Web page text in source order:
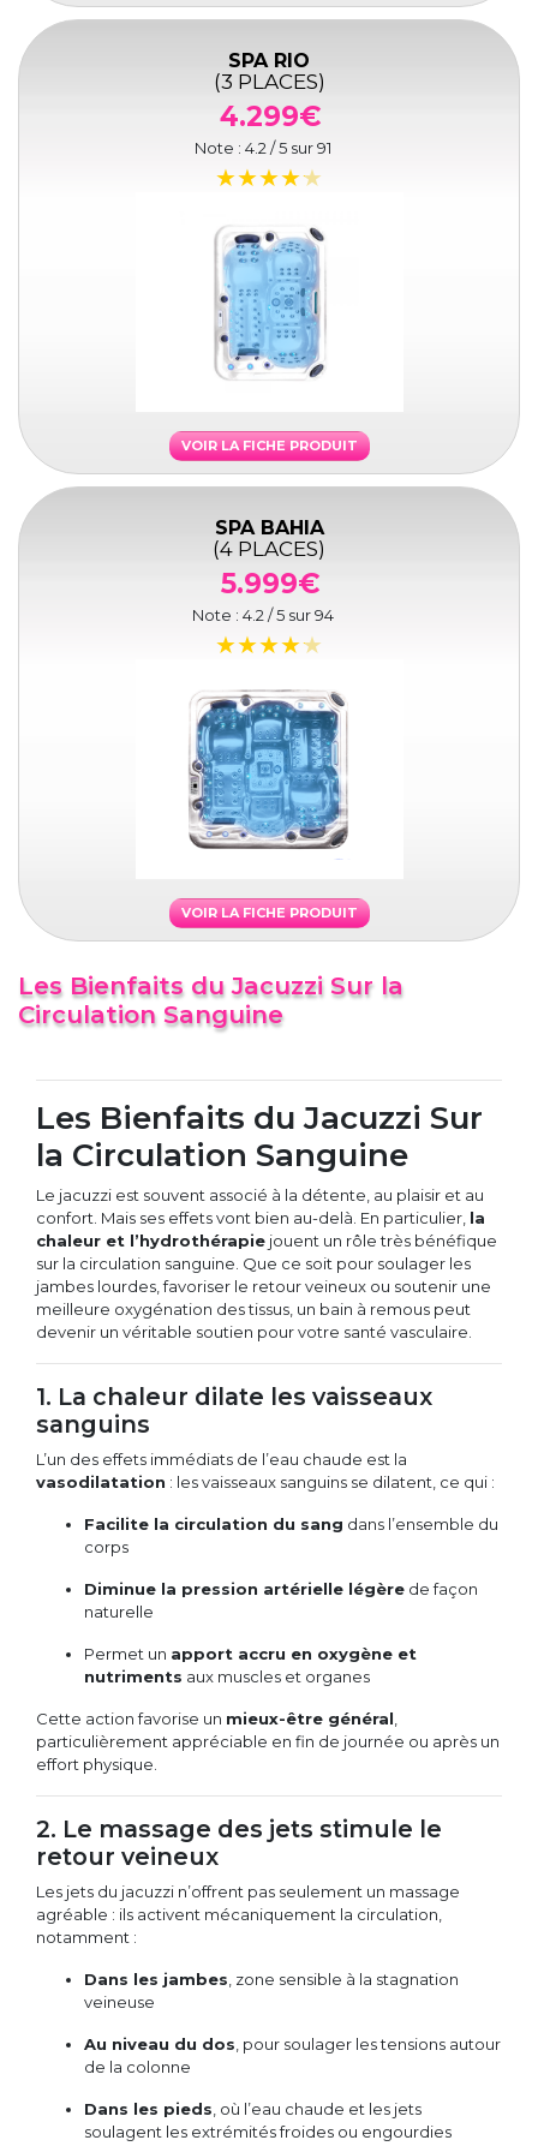
SPA RIO
(3 PLACES)
4.299€
Note : 4.2 / 5 sur91
VOIR LA FICHE PRODUIT
SPA BAHIA
(4 PLACES)
5.999€
Note : 4.2 / 5 sur94
VOIR LA FICHE PRODUIT
Les Bienfaits du Jacuzzi Sur la
Circulation Sanguine
Les Bienfaits du Jacuzzi Sur
la Circulation Sanguine
Le jacuzzi est souvent associé à la détente, au plaisir et au
confort. Mais ses effets vont bien au-delà. En particulier, la
chaleur et l’hydrothérapie jouent un rôle très bénéfique
sur la circulation sanguine. Que ce soit pour soulager les
jambes lourdes, favoriser le retour veineux ou soutenir une
meilleure oxygénation des tissus, un bain à remous peut
devenir un véritable soutien pour votre santé vasculaire.
1. La chaleur dilate les vaisseaux
sanguins
L’un des effets immédiats de l’eau chaude est la
vasodilatation : les vaisseaux sanguins se dilatent, ce qui :
Facilite la circulation du sang dans l’ensemble du
corps
Diminue la pression artérielle légère de façon
naturelle
Permet un apport accru en oxygène et
nutriments aux muscles et organes
Cette action favorise un mieux-être général
particulièrement appréciable en fin de journée ou après un
effort physique.
2. Le massage des jets stimule le
retour veineux
Les jets du jacuzzi n’offrent pas seulement un massage
agréable : ils activent mécaniquement la circulation,
notamment :
Dans les jambes , zone sensible à la stagnation
veineuse
Au niveau du dos , pour soulager les tensions autour
de la colonne
Dans les pieds , où l’eau chaude et les jets
soulagent les extrémités froides ou engourdies